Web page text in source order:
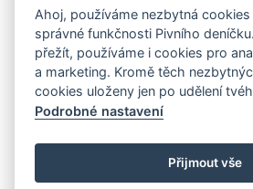
Máme rádi
Pivní.info
Poznámka pod čarou
Pivní deníček je nezávislý zdroj, který není
Ahoj, používáme nezbytná
správné funkčnosti Pivního
přežít, používáme i cookies pro
a marketing. Kromě těch
cookies uloženy jen po udělení
Podrobné nastavení
Přijmout vše